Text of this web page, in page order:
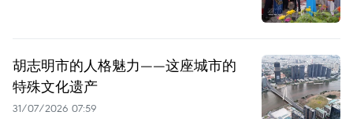
胡志明市的人格魅力——这座城市的
特殊文化遗产
31/07/2026 07:59